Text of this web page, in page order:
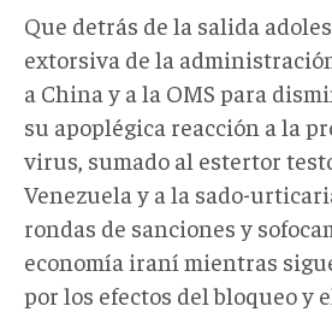
Que detrás de la salida
extorsiva de la
a China y a la OMS para
su apoplégica reacción a la
virus, sumado al estertor
Venezuela y a la sado-
rondas de sanciones y
economía iraní mientras
por los efectos del bloqueo y